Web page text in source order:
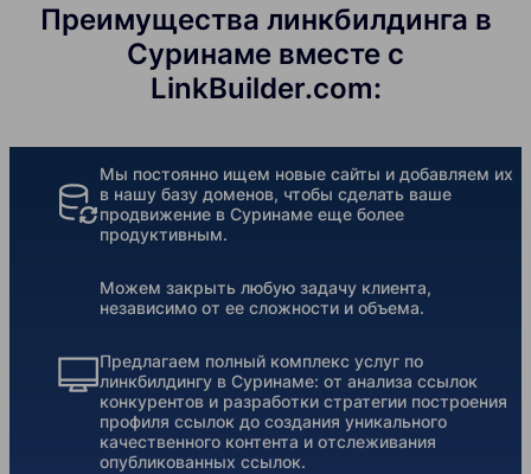
Преимущества линкбилдинга в
Суринаме вместе с
LinkBuilder.com:
Мы постоянно ищем новые сайты и добавляем их
в нашу базу доменов, чтобы сделать ваше
продвижение в Суринаме еще более
продуктивным.
Можем закрыть любую задачу клиента,
независимо от ее сложности и объема.
Предлагаем полный комплекс услуг по
линкбилдингу в Суринаме: от анализа ссылок
конкурентов и разработки стратегии построения
профиля ссылок до создания уникального
качественного контента и отслеживания
опубликованных ссылок.